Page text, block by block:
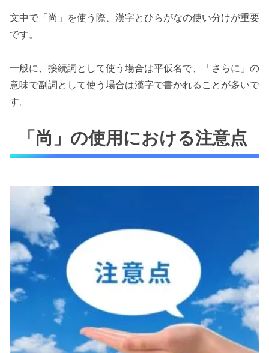
文中で「尚」を使う際、漢字とひらがなの使い分けが重要
です。
一般に、接続詞として使う場合は平仮名で、「さらに」の
意味で副詞として使う場合は漢字で書かれることが多いで
す。
「尚」の使用における注意点